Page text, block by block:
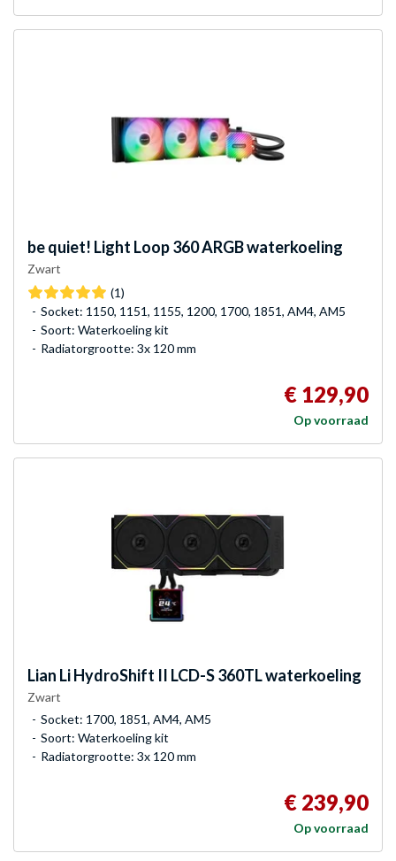
be quiet! Light Loop 360 ARGB waterkoeling
Zwart
(1)
Socket: 1150, 1151, 1155, 1200, 1700, 1851, AM4, AM5
Soort: Waterkoeling kit
Radiatorgrootte: 3x 120 mm
€ 129,90
Op voorraad
Lian LiHydroShift II LCD-S 360TL waterkoeling
Zwart
Socket: 1700, 1851, AM4, AM5
Soort: Waterkoeling kit
Radiatorgrootte: 3x 120 mm
€ 239,90
Op voorraad